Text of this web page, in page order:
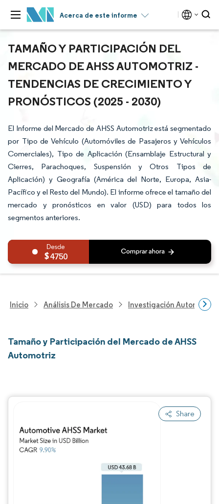
Acerca de este informe
TAMAÑO Y PARTICIPACIÓN DEL
MERCADO DE AHSS AUTOMOTRIZ -
TENDENCIAS DE CRECIMIENTO Y
PRONÓSTICOS (2025 - 2030)
El Informe del Mercado de AHSS Automotriz está segmentado
por Tipo de Vehículo (Automóviles de Pasajeros y Vehículos
Comerciales), Tipo de Aplicación (Ensamblaje Estructural y
Cierres, Parachoques, Suspensión y Otros Tipos de
Aplicación) y Geografía (América del Norte, Europa, Asia-
Pacífico y el Resto del Mundo). El informe ofrece el tamaño del
mercado y pronósticos en valor (USD) para todos los
segmentos anteriores.
4750
Inicio Análisis De Mercado Investigación Automotriz
Tamaño y Participación del Mercado de AHSS
Automotriz
Share